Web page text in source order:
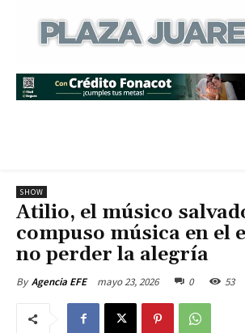
SHOW
Atilio, el músico
compuso música en el
no perder la alegría
By Agencia EFE mayo 23, 2026 0 53